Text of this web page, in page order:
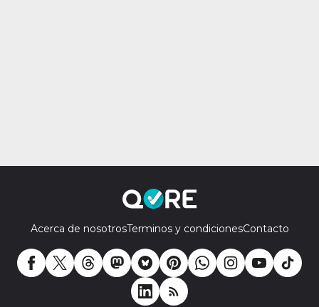
Acerca de nosotrosTerminos y condicionesContacto